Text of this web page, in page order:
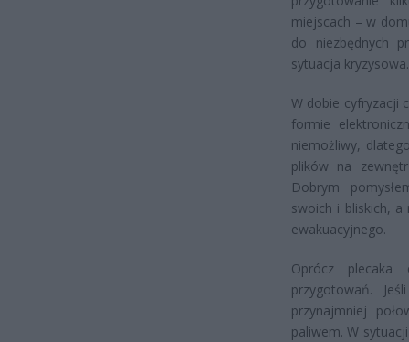
miejscach – w
do niezbędnych
sytuacja kryzysowa.
W dobie cyfryzacji
formie
niemożliwy,
plików na
Dobrym
swoich i bliskich, a
ewakuacyjnego.
Oprócz plecaka
przygotowań.
przynajmniej
paliwem. W